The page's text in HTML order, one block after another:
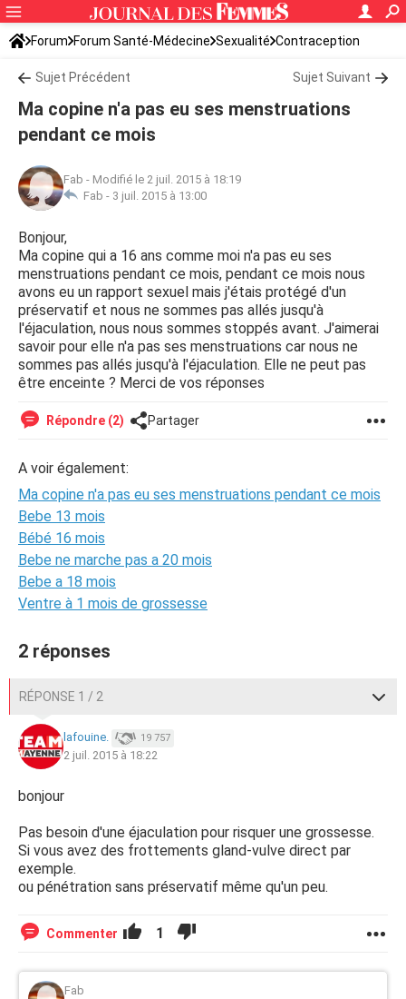
Forum Forum Santé-Médecine Sexualité Contraception
Sujet Précédent Sujet Suivant
Ma copine n'a pas eu ses menstruations
pendant ce mois
Fab - Modifié le 2 juil. 2015 à 18:19
Fab - 3 juil. 2015 à 13:00
Bonjour,
Ma copine qui a 16 ans comme moi n'a pas eu ses
menstruations pendant ce mois, pendant ce mois nous
avons eu un rapport sexuel mais j'étais protégé d'un
préservatif et nous ne sommes pas allés jusqu'à
l'éjaculation, nous nous sommes stoppés avant. J'aimerai
savoir pour elle n'a pas ses menstruations car nous ne
sommes pas allés jusqu'à l'éjaculation. Elle ne peut pas
être enceinte ? Merci de vos réponses
Répondre (2) Partager
A voir également:
Ma copine n'a pas eu ses menstruations pendant ce mois
Bebe 13 mois
Bébé 16 mois
Bebe ne marche pas a 20 mois
Bebe a 18 mois
Ventre à 1 mois de grossesse
2 réponses
RÉPONSE 1 / 2
lafouine. 19 757
2 juil. 2015 à 18:22
bonjour
Pas besoin d'une éjaculation pour risquer une grossesse.
Si vous avez des frottements gland-vulve direct par
exemple.
ou pénétration sans préservatif même qu'un peu.
Commenter 1
Fab